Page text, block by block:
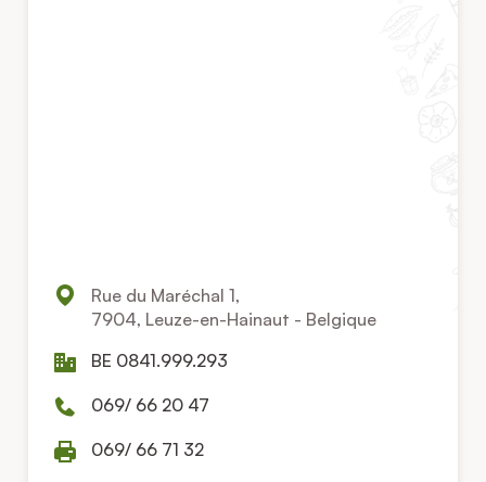
Rue du Maréchal 1,
7904, Leuze-en-Hainaut - Belgique
BE 0841.999.293
069/ 66 20 47
069/ 66 71 32